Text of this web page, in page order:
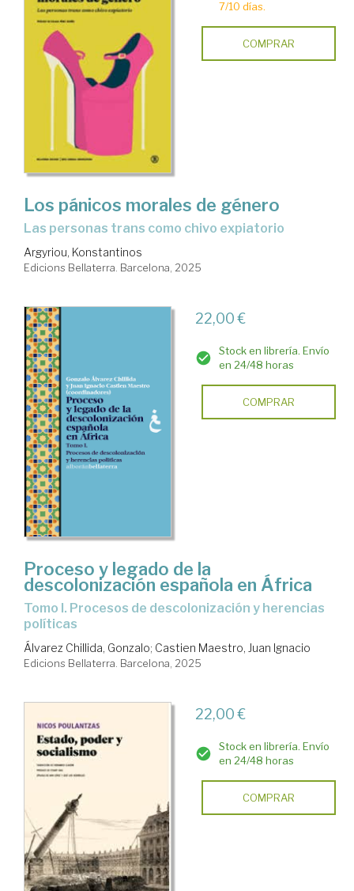
7/10 días.
COMPRAR
Los pánicos morales de género
Las personas trans como chivo expiatorio
Argyriou, Konstantinos
Edicions Bellaterra. Barcelona, 2025
22,00 €
Stock en librería. Envío
en 24/48 horas
COMPRAR
Proceso y legado de la
descolonización española en África
Tomo I. Procesos de descolonización y herencias
políticas
Álvarez Chillida, Gonzalo; Castien Maestro, Juan Ignacio
Edicions Bellaterra. Barcelona, 2025
22,00 €
Stock en librería. Envío
en 24/48 horas
COMPRAR